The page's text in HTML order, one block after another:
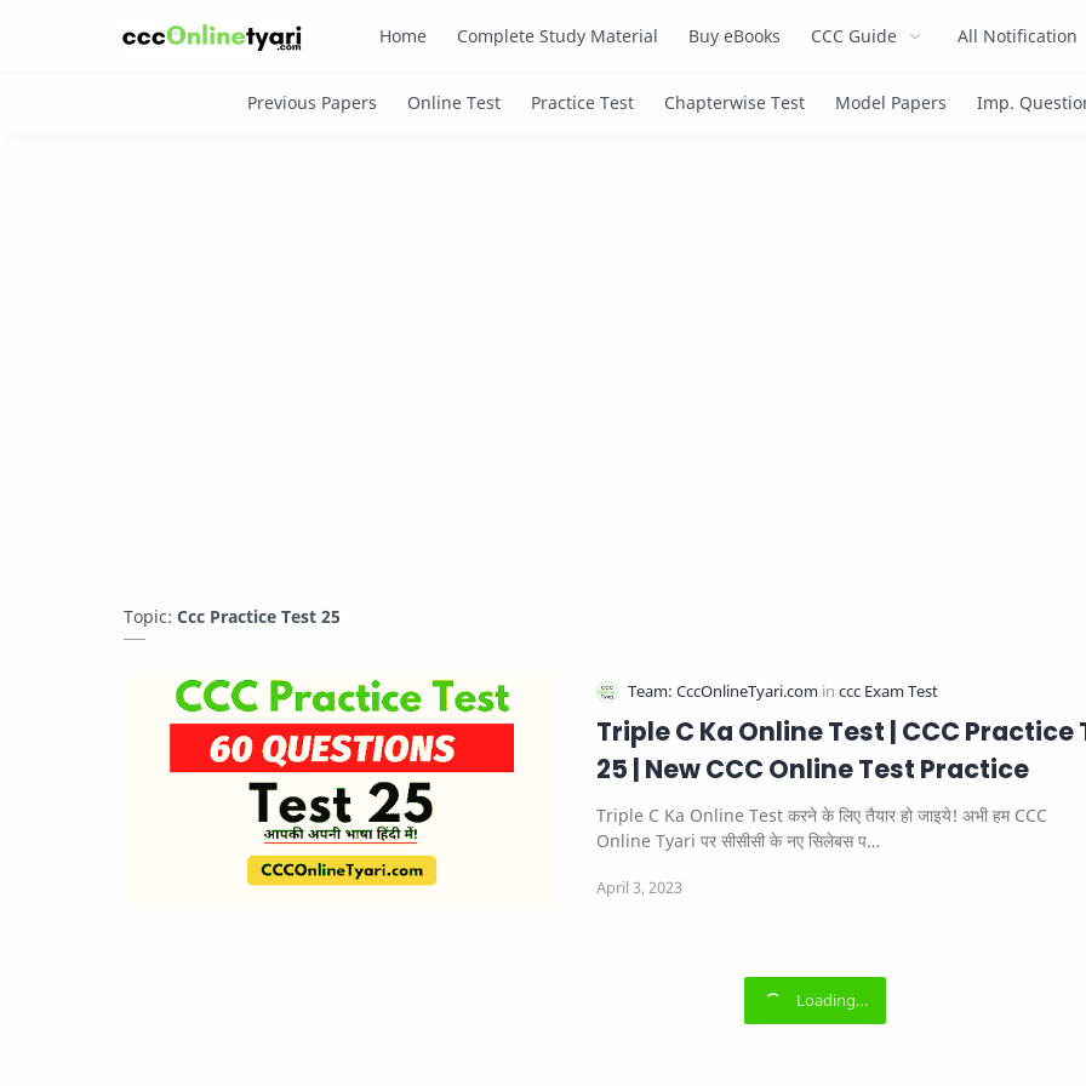
Home Complete Study Material Buy eBooks CCC Guide All Notification
Topic: Ccc Practice Test 25
Triple C Ka Online Test | CCC Practice
25 | New CCC Online Test Practice
Triple C Ka Online Test करने के लिए तैयार हो जाइये! अभी हम CCC
Online Tyari पर सीसीसी के नए सिलेबस प…